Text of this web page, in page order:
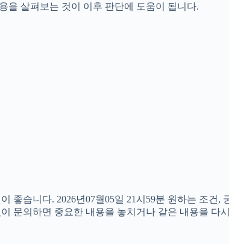
을 살펴보는 것이 이후 판단에 도움이 됩니다.
습니다. 2026년07월05일 21시59분 원하는 조건,
문의하면 중요한 내용을 놓치거나 같은 내용을 다